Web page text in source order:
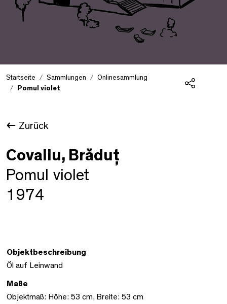
Startseite Sammlungen
Onlinesammlung
Pomul violet
Zurück
Covaliu, Brăduț
Pomul violet
1974
Objektbeschreibung
Öl auf Leinwand
Maße
Objektmaß: Höhe: 53 cm, Breite: 53 cm